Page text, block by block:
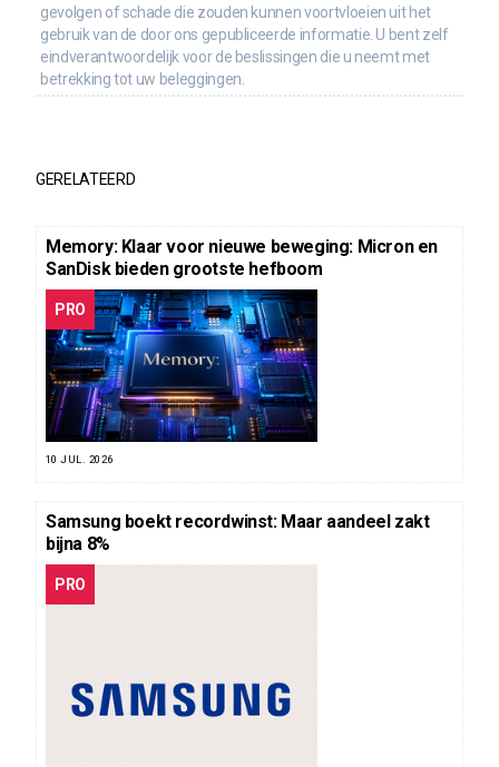
gevolgen of schade die zouden kunnen voortvloeien uit het
gebruik van de door ons gepubliceerde informatie. U bent zelf
eindverantwoordelijk voor de beslissingen die u neemt met
betrekking tot uw beleggingen.
GERELATEERD
Memory: Klaar voor nieuwe beweging: Micron en
SanDisk bieden grootste hefboom
PRO
10 JUL. 2026
Samsung boekt recordwinst: Maar aandeel zakt
bijna 8%
PRO